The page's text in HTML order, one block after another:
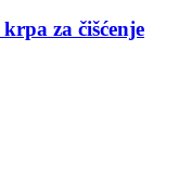
za čišćenje